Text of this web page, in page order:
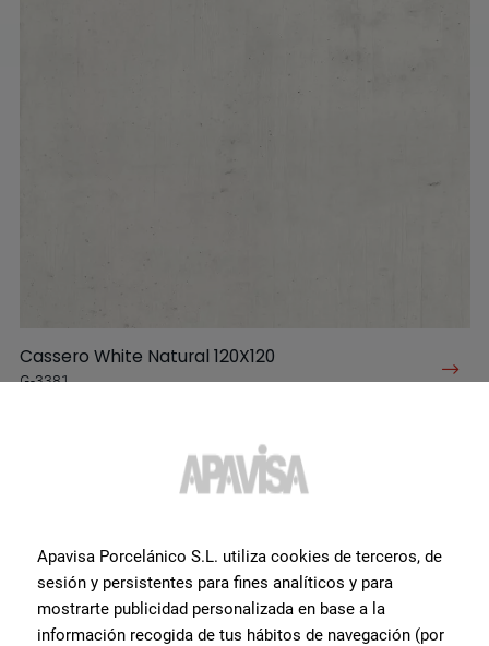
Cassero White Natural 120X120
G-3381
Apavisa Porcelánico S.L. utiliza cookies de terceros, de
sesión y persistentes para fines analíticos y para
mostrarte publicidad personalizada en base a la
información recogida de tus hábitos de navegación (por